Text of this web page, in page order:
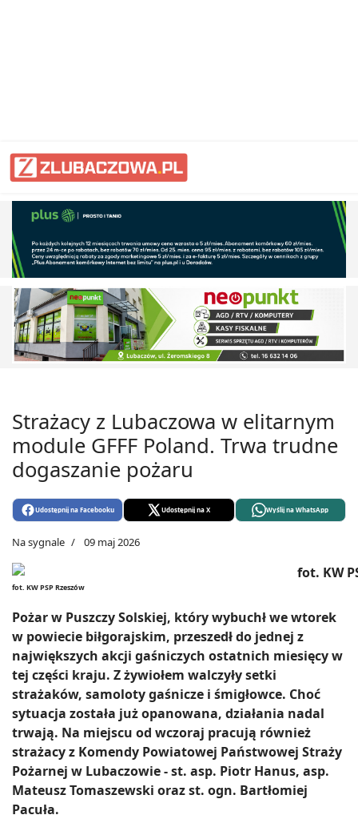
Strażacy z Lubaczowa w elitarnym
module GFFF Poland. Trwa trudne
dogaszanie pożaru
Udostępnij na Facebooku Udostępnij na X Wyślij na WhatsApp
Na sygnale 09 maj 2026
fot. KW PSP Rzeszów
Pożar w Puszczy Solskiej, który wybuchł we wtorek
w powiecie biłgorajskim, przeszedł do jednej z
największych akcji gaśniczych ostatnich miesięcy w
tej części kraju. Z żywiołem walczyły setki
strażaków, samoloty gaśnicze i śmigłowce. Choć
sytuacja została już opanowana, działania nadal
trwają. Na miejscu od wczoraj pracują również
strażacy z Komendy Powiatowej Państwowej Straży
Pożarnej w Lubaczowie - st. asp. Piotr Hanus, asp.
Mateusz Tomaszewski oraz st. ogn. Bartłomiej
Pacuła.